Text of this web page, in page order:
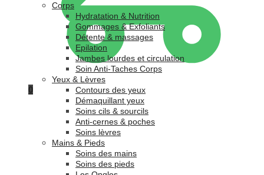
0
Corps
Hydratation & Nutrition
Gommages & Exfoliants
Détente & massages
Epilation
Jambes lourdes et circulation
Soin Anti-Taches Corps
Yeux & Lèvres
Contours des yeux
Démaquillant yeux
Soins cils & sourcils
Anti-cernes & poches
Soins lèvres
Mains & Pieds
Soins des mains
Soins des pieds